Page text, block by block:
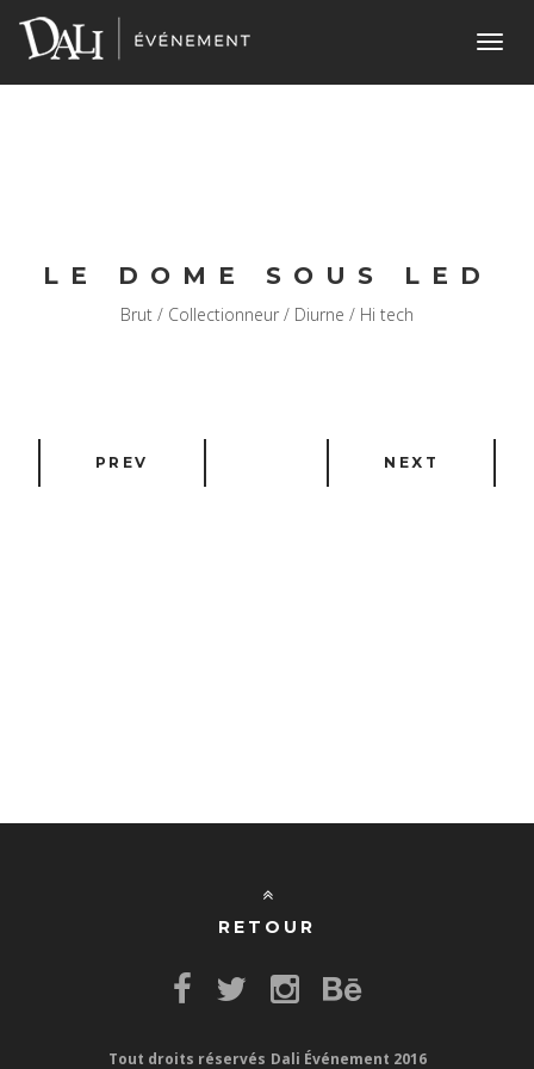
LE DOME SOUS LED
Brut / Collectionneur / Diurne / Hi tech
PREV NEXT
RETOUR
Tout droits réservés Dali Événement 2016